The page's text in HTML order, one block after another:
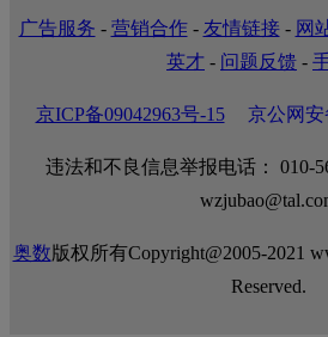
广告服务 - 营销合作- 友情链接- 网
英才 - 问题反馈 -
京ICP备09042963号-15 京公网安
违法和不良信息举报电话： 010-
奥数版权所有Copyright@2005-2021
Reserved.